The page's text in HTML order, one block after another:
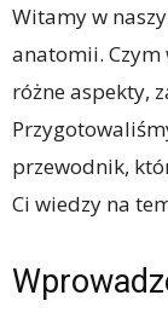
Witamy w
anatomii. Czym
różne aspekty,
przewodnik,
Ci wiedzy na